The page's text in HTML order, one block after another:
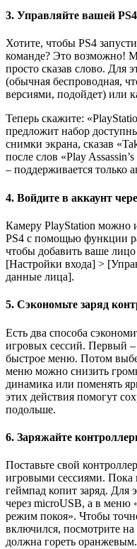
3. Управляйте вашей
Хотите, чтобы PS4
команде? Это возможно!
просто сказав слово. Для
(обычная беспроводная,
версиями, подойдет) или
Теперь скажите:
предложит набор
снимки экрана, сказав
после слов «Play
– поддерживается только
4. Войдите в аккаунт
Камеру PlayStation можно
PS4 с помощью функции
чтобы добавить ваше
[Настройки входа] >
данные лица].
5. Сэкономьте заряд
Есть два способа
игровых сессий. Первый
быстрое меню. Потом
меню можно снизить
динамика или поменять
этих действия помогут
подольше.
6. Заряжайте
Поставьте свой
игровыми сессиями. Пока
геймпад копит заряд. Для
через microUSB, а в меню
режим покоя». Чтобы
включился, посмотрите
должна гореть оранжевым.